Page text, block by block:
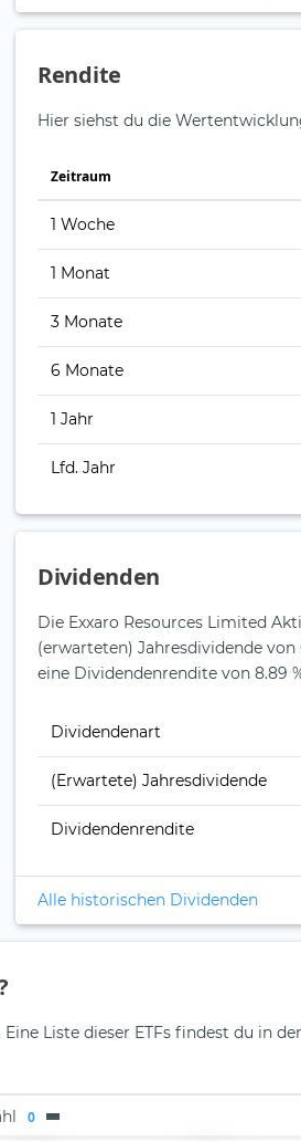
Rendite
Hier siehst du die
Zeitraum
1 Woche
1 Monat
3 Monate
6 Monate
1 Jahr
Lfd. Jahr
Dividenden
Die Exxaro Resources Limited
(erwarteten) Jahresdividende
eine Dividendenrendite von 8.89
Dividendenart
(Erwartete) Jahresdividende
Dividendenrendite
Alle historischen Dividenden
Liste dieser ETFs findest du in
0